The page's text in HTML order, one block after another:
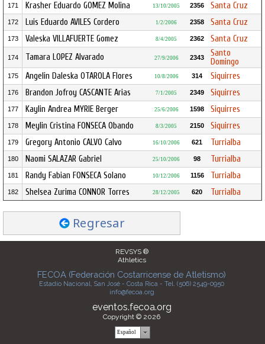
171 Krasher Eduardo GOMEZ Molina 13/10/2005 2356 Santa Cruz
172 Luis Eduardo AVILES Cordero 1/2/2006 2358 Santa Cruz
173 Valeska VILLAFUERTE Gomez 8/4/2005 2362 Santa Cruz
174 Tamara LOPEZ Alvarado 27/9/2006 2343
Santo
Domingo
175 Angelin Daleska OTAROLA Flores 10/8/2006 314 Siquirres
176 Brandon Jofroy CASCANTE Arias 7/1/2005 2349 Siquirres
177 Kaylin Andrea MYRIE Berger 25/6/2006 1598 Siquirres
178 Meylin Cristina FONSECA Obando 8/3/2005 2150 Siquirres
179 Gregory Antonio CALVO Calvo 16/10/2006 621 Turrialba
180 Naomi SALAZAR Gabriel 25/10/2006 98 Turrialba
181 Randy Fabian FONSECA Solano 10/12/2006 1156 Turrialba
182 Shelsea Zurima CONNOR Torres 28/12/2005 620 Turrialba
Regresar
REVSYS ®
Athletics
FECOA (Federación Costarricense de Atletismo)
Estadio Nacional, San José - Costa Rica - Tel. (506) 2549-0950
info@fecoa.org
eventos.fecoa.org
Copyright © 2026